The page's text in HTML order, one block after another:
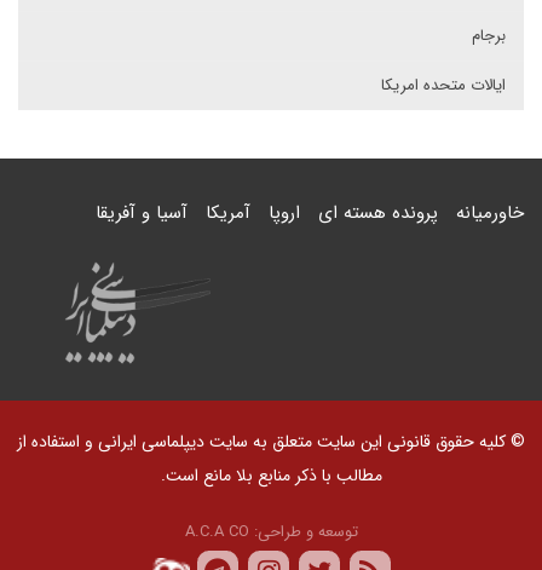
برجام
ایالات متحده امریکا
خاورمیانه پرونده هسته ای اروپا آمریکا آسیا و آفریقا
© کلیه حقوق قانونی این سایت متعلق به سایت دیپلماسی ایرانی و استفاده از
مطالب با ذکر منابع بلا مانع است.
توسعه و طراحی: A.C.A CO